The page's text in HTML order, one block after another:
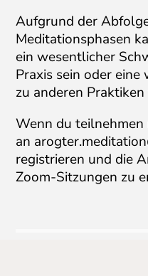
Aufgrund der
Meditationsphasen
ein wesentlicher
Praxis sein oder
zu anderen
Wenn du
an
registrieren und die
Zoom-Sitzungen zu